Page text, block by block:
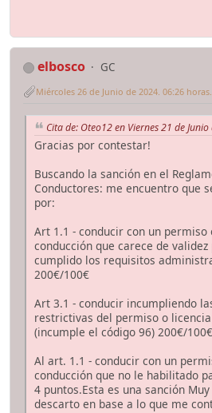
elbosco
GC
Miércoles 26 de Junio de 2024. 06:26 horas.
Cita de: Oteo12 en Viernes 21 de
Gracias por contestar!
Buscando la sanción en el
Conductores: me encuentro que
por:
Art 1.1 - conducir con un permiso
conducción que carece de
cumplido los requisitos
200€/100€
Art 3.1 - conducir incumpliendo
restrictivas del permiso o
(incumple el código 96) 200€/100€
Al art. 1.1 - conducir con un
conducción que no le habilitado
4 puntos.Esta es una sanción
descarto en base a lo que me